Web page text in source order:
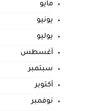
مايو
يونيو
يوليو
أغسطس
سبتمبر
أكتوبر
نوفمبر